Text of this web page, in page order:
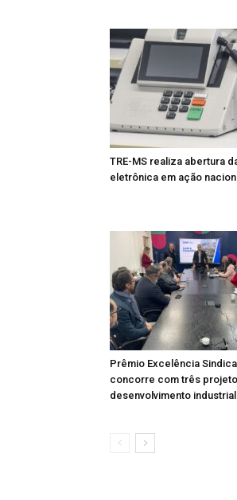
TRE-MS realiza abertura
eletrônica em ação
Prêmio Excelência
concorre com três
desenvolvimento industrial